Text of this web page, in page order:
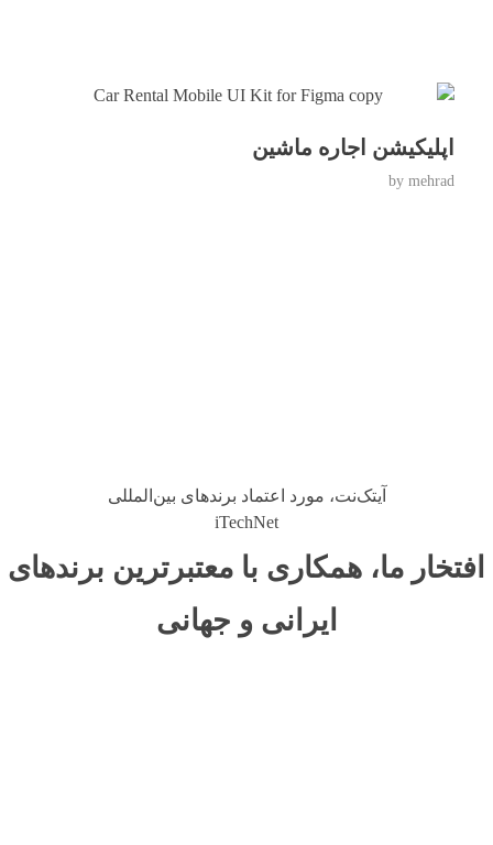
اپلیکیشن اجاره ماشین
by mehrad
آیتک‌نت، مورد اعتماد برندهای بین‌المللی
iTechNet
افتخار ما، همکاری با معتبرترین برندهای
ایرانی و جهانی